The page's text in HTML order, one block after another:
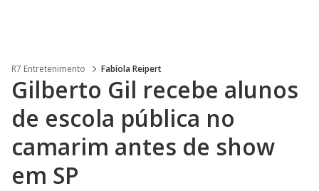
R7 Entretenimento Fabíola Reipert
Gilberto Gil recebe alunos
de escola pública no
camarim antes de show
em SP